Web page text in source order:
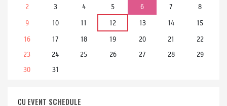
2
3 4 5 6 7
8
9
10 11 12 13 14
15
16
17 18 19 20 21
22
23
24 25 26 27 28
29
30
31
CU EVENT SCHEDULE